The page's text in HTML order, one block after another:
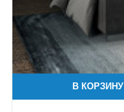
В КОРЗИНУ